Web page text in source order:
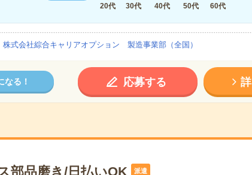
20代
30代 40代 50代 60代
株式会社綜合キャリアオプション 製造事業部（全国）
なる！ 応募する
部品磨き/日払いOK 派遣